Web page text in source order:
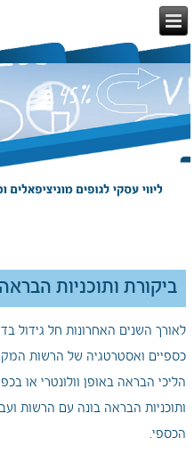
ביקורת ותוכניות הבראה
לאורך השנים האחרונות חל גידול
כספיים ואסטרטגיה של הרשות
הליכי הבראה באופן וולונטרי או
ותוכניות הבראה בונה עם הרשות
הכספי.